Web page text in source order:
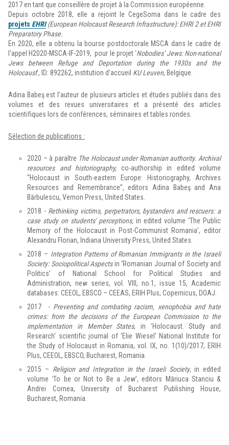
2017 en tant que conseillère de projet à la Commission européenne.
Depuis octobre 2018, elle a rejoint le CegeSoma dans le cadre des
projets EHRI(European Holocaust Research Infrastructure): EHRI 2 et EHRI
Preparatory Phase.
En 2020, elle a obtenu la bourse postdoctorale MSCA dans le cadre de
l'appel H2020-MSCA-IF-2019, pour le projet ‘Nobodies’ Jews: Non-national
Jews between Refuge and Deportation during the 1930s and the
Holocaust’, ID: 892262, institution d’accueil KU Leuven, Belgique.
Adina Babeş est l'auteur de plusieurs articles et études publiés dans des
volumes et des revues universitaires et a présenté des articles
scientifiques lors de conférences, séminaires et tables rondes.
Sélection de publications :
2020 – à paraître The Holocaust under Romanian authority. Archival
resources and historiography,co-authorship in edited volume
“Holocaust in South-eastern Europe: Historiography, Archives
Resources and Remembrance”, editors Adina Babeş and Ana
Bărbulescu, Vernon Press, United States.
2018 - Rethinking victims, perpetrators, bystanders and rescuers: a
case study on students' perceptions,in edited volume ‘The Public
Memory of the Holocaust in Post-Communist Romania’, editor
Alexandru Florian, Indiana University Press, United States.
2018 – Integration Patterns of Romanian Immigrants in the Israeli
Society: Sociopolitical Aspectsin ‘Romanian Journal of Society and
Politics’ of National School for Political Studies and
Administration, new series, vol. VIII, no.1, issue 15, Academic
databases: CEEOL, EBSCO – CEEAS, ERIH Plus, Copernicus, DOAJ.
2017 - Preventing and combating racism, xenophobia and hate
crimes: from the decisions of the European Commission to the
implementation in Member States, in 'Holocaust. Study and
Research' scientific journal of 'Elie Wiesel' National Institute for
the Study of Holocaust in Romania, vol. IX, no. 1(10)/2017, ERIH
Plus, CEEOL, EBSCO, Bucharest, Romania.
2015 – Religion and Integration in the Israeli Society, in edited
volume ʽTo be or Not to Be a Jew’, editors Măriuca Stanciu &
Andrei Cornea, University of Bucharest Publishing House,
Bucharest, Romania.